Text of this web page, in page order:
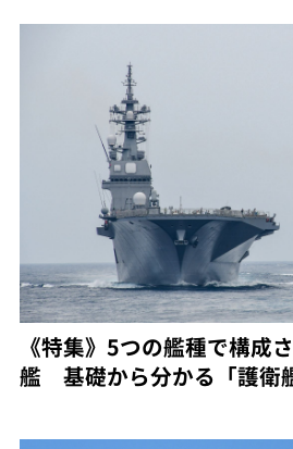
《特集》5つの艦種で構成
艦 基礎から分かる「護衛